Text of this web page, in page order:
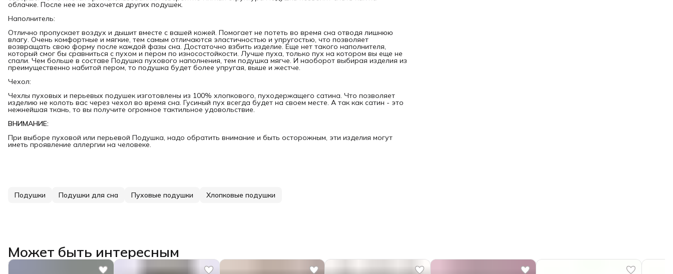
облачке. После нее не захочется других подушек.
Наполнитель:
Отлично пропускает воздух и дышит вместе с вашей кожей. Помогает не потеть во время сна отводя лишнюю
влагу. Очень комфортные и мягкие, тем самым отличаются эластичностью и упругостью, что позволяет
возвращать свою форму после каждой фазы сна. Достаточно взбить изделие. Еще нет такого наполнителя,
который смог бы сравниться с пухом и пером по износостойкости. Лучше пуха, только пух на котором вы еще не
спали. Чем больше в составе Подушка пухового наполнения, тем подушка мягче. И наоборот выбирая изделия из
преимущественно набитой пером, то подушка будет более упругая, выше и жестче.
Чехол:
Чехлы пуховых и перьевых подушек изготовлены из 100% хлопкового, пуходержащего сатина. Что позволяет
изделию не колоть вас через чехол во время сна. Гусиный пух всегда будет на своем месте. А так как сатин - это
нежнейшая ткань, то вы получите огромное тактильное удовольствие.
ВНИМАНИЕ:
При выборе пуховой или перьевой Подушка, надо обратить внимание и быть осторожным, эти изделия могут
иметь проявление аллергии на человеке.
Подушки Подушки для сна Пуховые подушки Хлопковые подушки
Может быть интересным